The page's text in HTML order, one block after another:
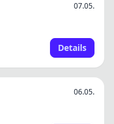
07.05.
Details
06.05.